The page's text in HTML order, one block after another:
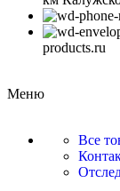
products.ru
Меню
Все